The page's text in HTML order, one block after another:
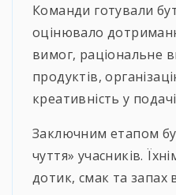
Команди готували
оцінювало
вимог, раціональне
продуктів,
креативність у
Заключним етапом
чуття» учасників.
дотик, смак та запах